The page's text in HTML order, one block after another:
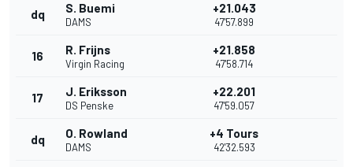
dq S. Buemi
DAMS
+21.043
47'57.899
16 R. Frijns
Virgin Racing
+21.858
47'58.714
17 J. Eriksson
DS Penske
+22.201
47'59.057
dq O. Rowland
DAMS
+4 Tours
42'32.593